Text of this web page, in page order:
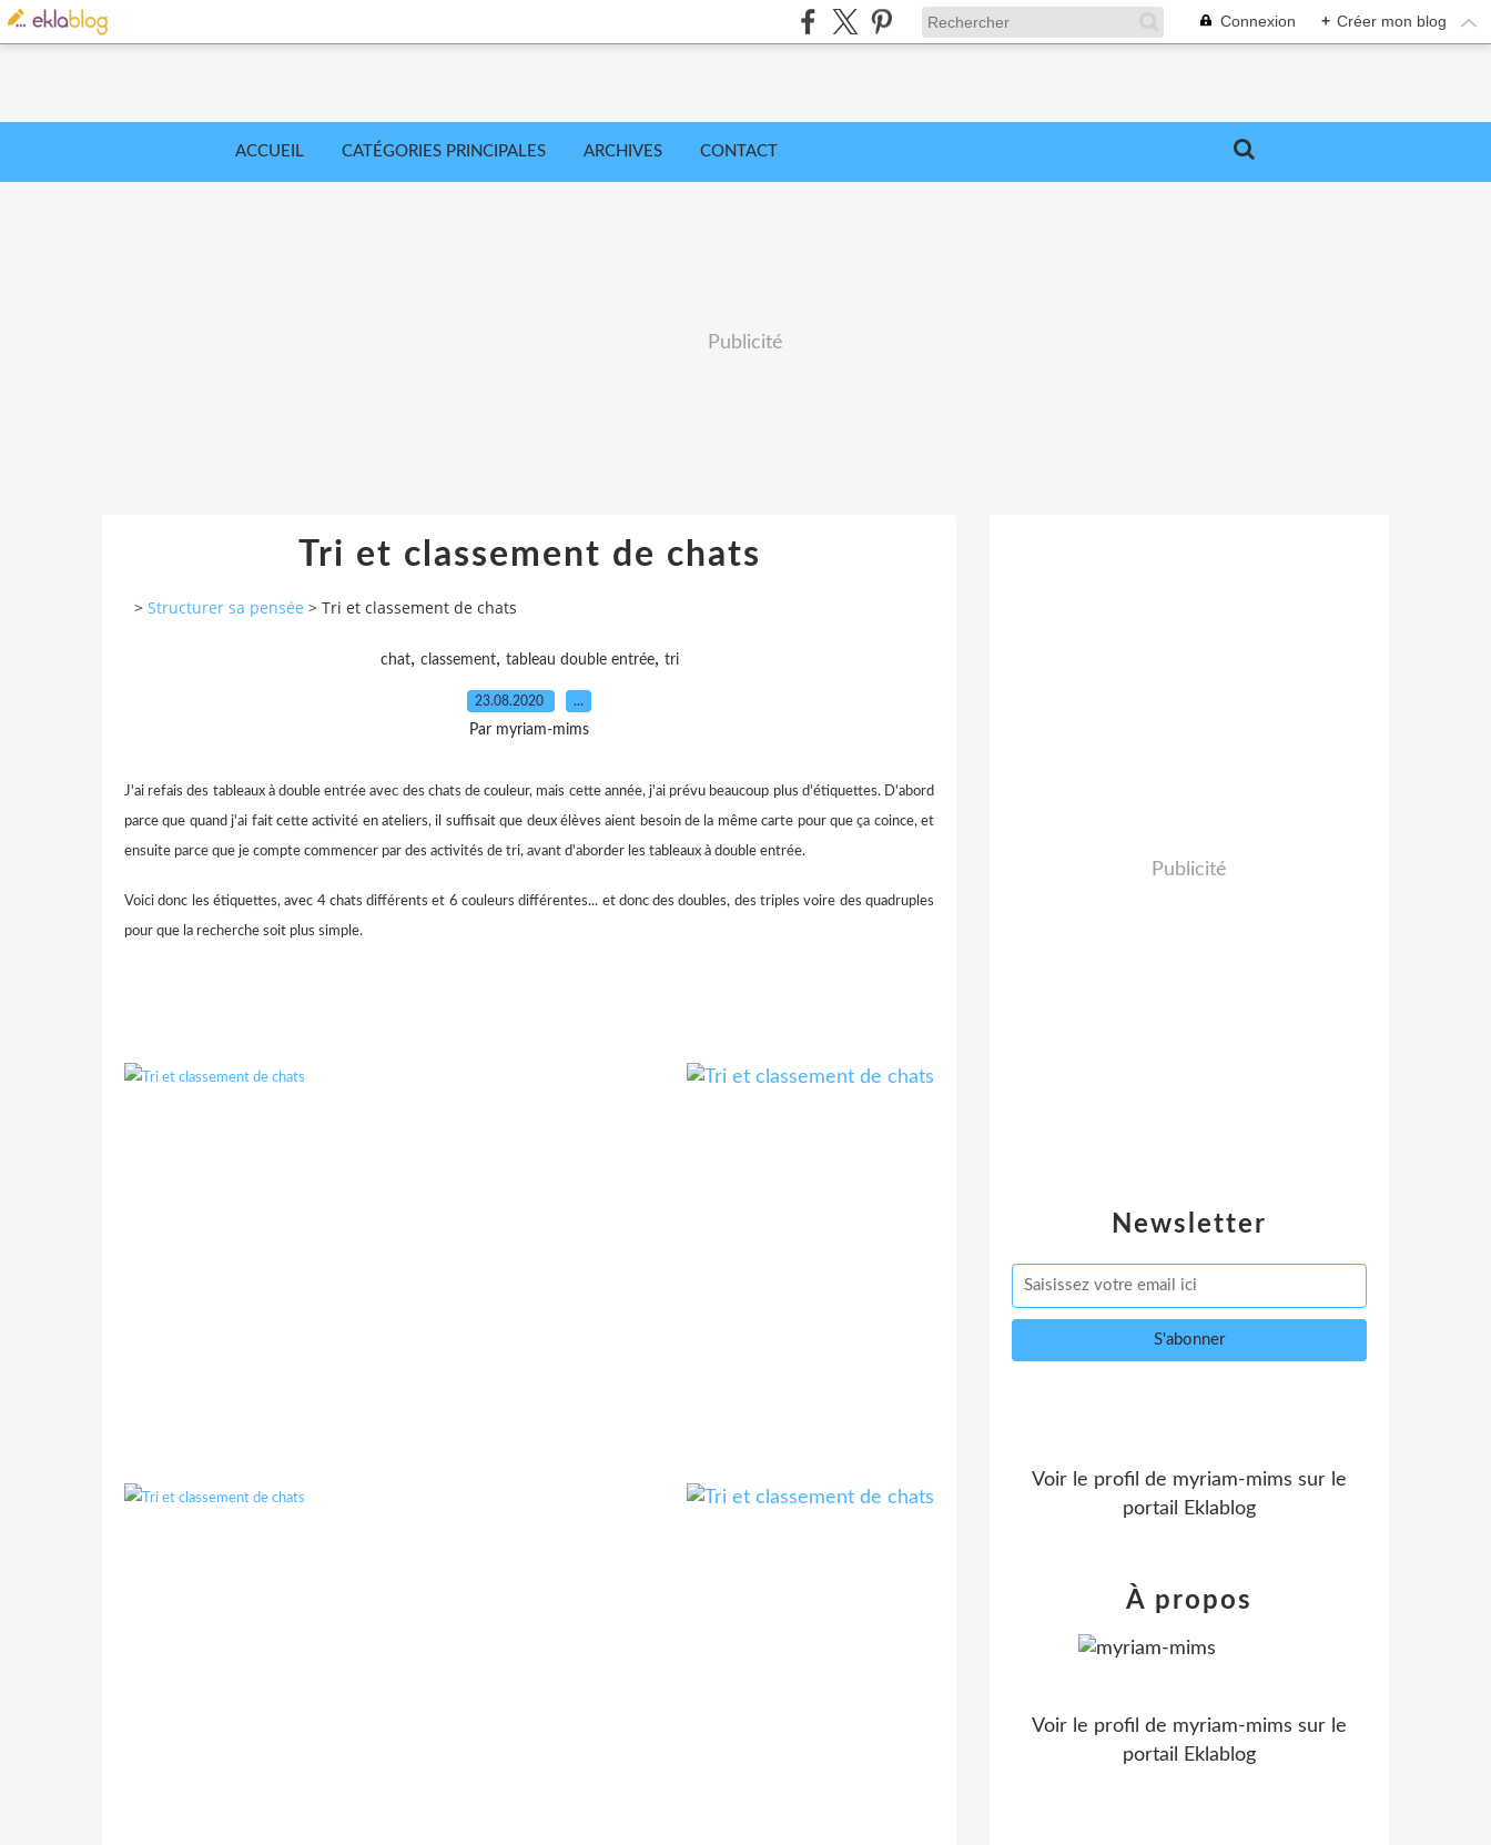
Connexion + Créer mon blog
ACCUEIL CATÉGORIES PRINCIPALES ARCHIVES CONTACT
Publicité
Tri et classement de chats
> Structurer sa pensée > Tri et classement de chats
chat, classement, tableau double entrée, tri
23.08.2020 …
Par myriam-mims
J'ai refais des tableaux à double entrée avec des chats de couleur, mais cette année, j'ai prévu beaucoup plus d'étiquettes. D'abord
parce que quand j'ai fait cette activité en ateliers, il suffisait que deux élèves aient besoin de la même carte pour que ça coince, et
ensuite parce que je compte commencer par des activités de tri, avant d'aborder les tableaux à double entrée.
Voici donc les étiquettes, avec 4 chats différents et 6 couleurs différentes... et donc des doubles, des triples voire des quadruples
pour que la recherche soit plus simple.
Newsletter
Publicité
Voir le profil de myriam-mims sur le
portail Eklablog
À propos
Voir le profil de myriam-mims sur le
portail Eklablog